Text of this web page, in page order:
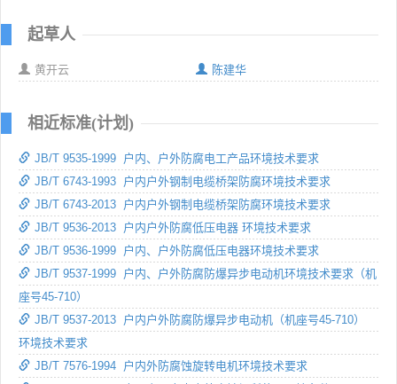
起草人
黄开云 陈建华
相近标准(计划)
JB/T 9535-1999 户内、户外防腐电工产品环境技术要求
JB/T 6743-1993 户内户外钢制电缆桥架防腐环境技术要求
JB/T 6743-2013 户内户外钢制电缆桥架防腐环境技术要求
JB/T 9536-2013 户内户外防腐低压电器 环境技术要求
JB/T 9536-1999 户内、户外防腐低压电器环境技术要求
JB/T 9537-1999 户内、户外防腐防爆异步电动机环境技术要求（机
座号45-710）
JB/T 9537-2013 户内户外防腐防爆异步电动机（机座号45-710）
环境技术要求
JB/T 7576-1994 户内外防腐蚀旋转电机环境技术要求